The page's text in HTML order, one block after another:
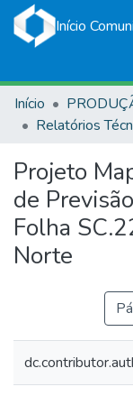
Início
Início
Relatórios
Projeto
de
Folha
Norte